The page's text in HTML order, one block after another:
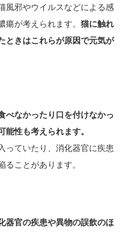
風邪やウイルスなどによる感
が考えられます。 猫に触れ
ときはこれらが原因で元気が
べなかったり口を付けなかっ
性も考えられます。
っていたり、消化器官に疾患
ことがあります。
器官の疾患や異物の誤飲のほ